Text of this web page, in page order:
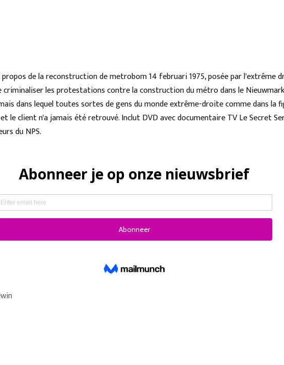
de la reconstruction de metrobom 14 februari 1975, posée par l'extrême
criminaliser les protestations contre la construction du métro dans le
dans lequel toutes sortes de gens du monde extrême-droite comme dans la
le client n'a jamais été retrouvé. Inclut DVD avec documentaire TV Le Secret
du NPS.